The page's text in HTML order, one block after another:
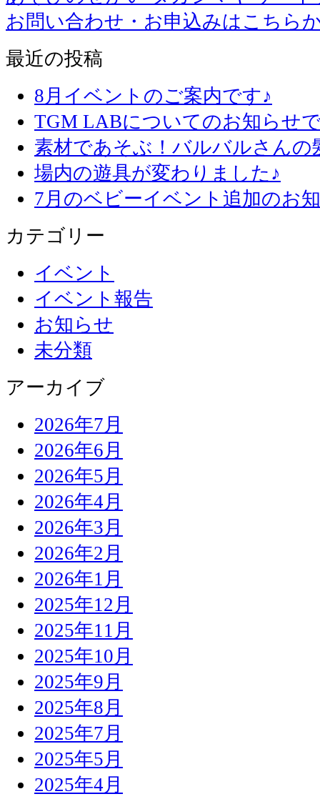
お問い合わせ・お申込みはこちら
最近の投稿
8月イベントのご案内です♪
TGM LABについてのお知らせ
素材であそぶ！バルバルさん
場内の遊具が変わりました♪
7月のベビーイベント追加のお
カテゴリー
イベント
イベント報告
お知らせ
未分類
アーカイブ
2026年7月
2026年6月
2026年5月
2026年4月
2026年3月
2026年2月
2026年1月
2025年12月
2025年11月
2025年10月
2025年9月
2025年8月
2025年7月
2025年5月
2025年4月